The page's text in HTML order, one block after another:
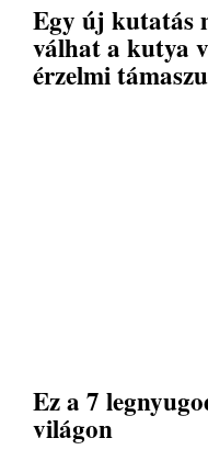
Egy új kutatás
válhat a kutya
érzelmi
Ez a 7
világon